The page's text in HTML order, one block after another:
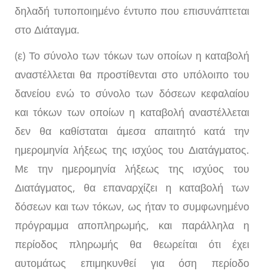
δηλαδή τυποποιημένο έντυπο που επισυνάπτεται
στο Διάταγμα.
(ε) Το σύνολο των τόκων των οποίων η καταβολή
αναστέλλεται θα προστίθενται στο υπόλοιπο του
δανείου ενώ το σύνολο των δόσεων κεφαλαίου
και τόκων των οποίων η καταβολή αναστέλλεται
δεν θα καθίσταται άμεσα απαιτητό κατά την
ημερομηνία λήξεως της ισχύος του Διατάγματος.
Με την ημερομηνία λήξεως της ισχύος του
Διατάγματος, θα επαναρχίζει η καταβολή των
δόσεων και των τόκων, ως ήταν το συμφωνημένο
πρόγραμμα αποπληρωμής, και παράλληλα η
περίοδος πληρωμής θα θεωρείται ότι έχει
αυτομάτως επιμηκυνθεί για όση περίοδο